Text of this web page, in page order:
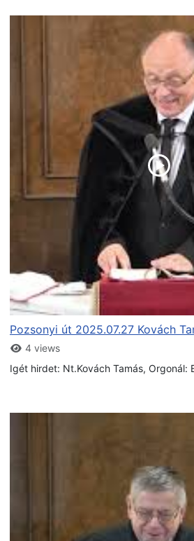
Pozsonyi út 2025.07.27 Kovách
4 views
Igét hirdet: Nt.Kovách Tamás, Orgonál: